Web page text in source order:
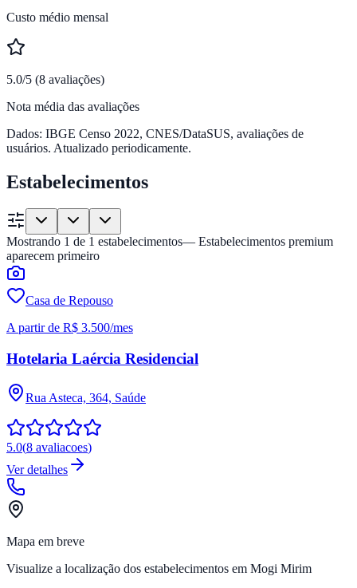
Custo médio mensal
5.0/5 (8 avaliações)
Nota média das avaliações
Dados: IBGE Censo 2022, CNES/DataSUS, avaliações de
usuários. Atualizado periodicamente.
Estabelecimentos
Mostrando 1 de 1 estabelecimentos— Estabelecimentos premium
aparecem primeiro
Casa de Repouso
A partir de R$ 3.500/mes
Hotelaria Laércia Residencial
Rua Asteca, 364, Saúde
5.0(8 avaliacoes)
Ver detalhes
Mapa em breve
Visualize a localização dos estabelecimentos em Mogi Mirim